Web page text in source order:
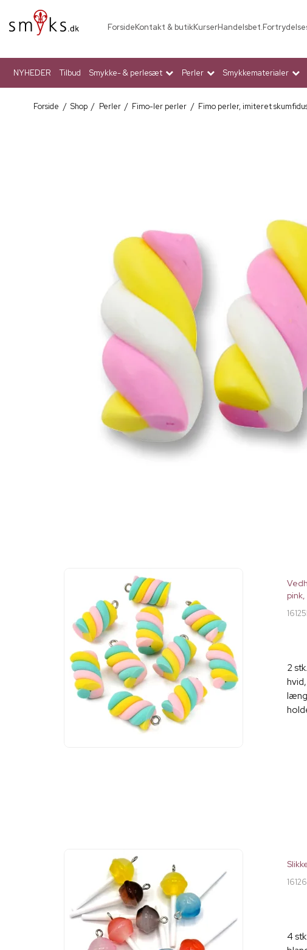
ForsideKontakt & butikKurserHandelsbet.
NYHEDER Tilbud Smykke- & perlesæt Perler Smykkematerialer
Forside / Shop / Perler / Fimo-ler perler / Fimo perler, imiteret
2
4